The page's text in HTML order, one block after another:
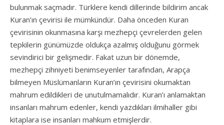
bulunmak saçmadır. Türklere kendi dillerinde bildirim ancak
Kuran’ın çevirisi ile mümkündür. Daha önceden Kuran
çevirisinin okunmasına karşı mezhepçi çevrelerden gelen
tepkilerin günümüzde oldukça azalmış olduğunu görmek
sevindirici bir gelişmedir. Fakat uzun bir dönemde,
mezhepçi zihniyeti benimseyenler tarafından, Arapça
bilmeyen Müslümanların Kuran’ın çevirisini okumaktan
mahrum edildikleri de unutulmamalıdır. Kuran’ı anlamaktan
insanları mahrum edenler, kendi yazdıkları ilmihaller gibi
kitaplara ise insanları mahkum etmişlerdir.